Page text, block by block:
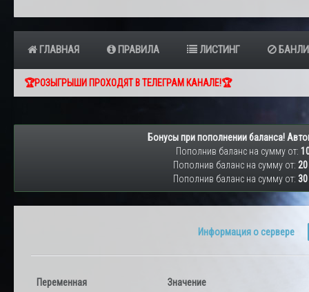
ГЛАВНАЯ ПРАВИЛА ЛИСТИНГ
🏆РОЗЫГРЫШИ ПРОХОДЯТ В ТЕЛЕГРАМ КАНАЛЕ!🏆
Бонусы при пополнении баланса!
Пополнив баланс на сумму от:
Пополнив баланс на сумму от:
Пополнив баланс на сумму от:
Информация о сервере
Переменная Значение